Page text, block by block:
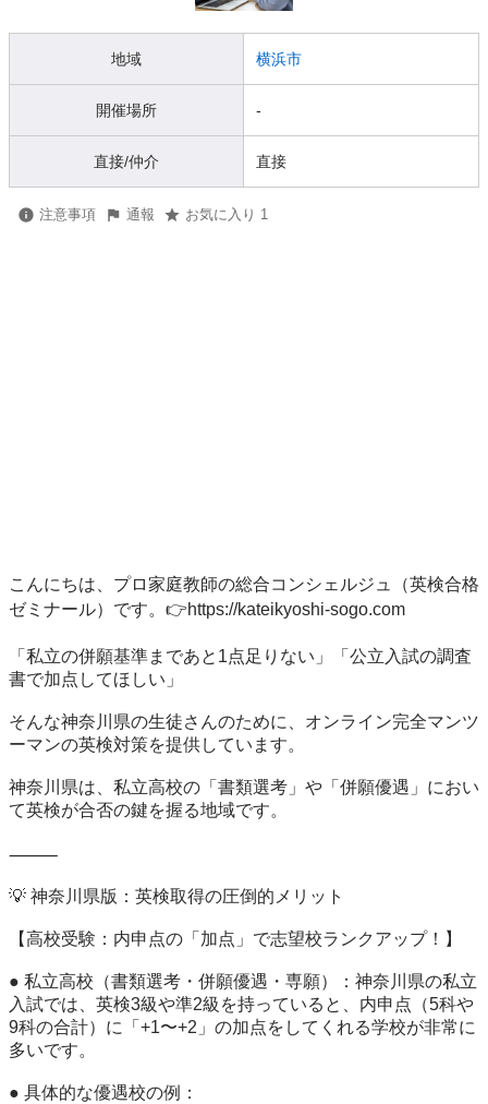
地域 横浜市
開催場所 -
直接/仲介 直接
注意事項 通報 お気に入り 1
こんにちは、プロ家庭教師の総合コンシェルジュ（英検合格
ゼミナール）です。👉https://kateikyoshi-sogo.com
「私立の併願基準まであと1点足りない」「公立入試の調査
書で加点してほしい」
そんな神奈川県の生徒さんのために、オンライン完全マンツ
ーマンの英検対策を提供しています。
神奈川県は、私立高校の「書類選考」や「併願優遇」におい
て英検が合否の鍵を握る地域です。
⸻
💡 神奈川県版：英検取得の圧倒的メリット
【高校受験：内申点の「加点」で志望校ランクアップ！】
● 私立高校（書類選考・併願優遇・専願）：神奈川県の私立
入試では、英検3級や準2級を持っていると、内申点（5科や
9科の合計）に「+1〜+2」の加点をしてくれる学校が非常に
多いです。
● 具体的な優遇校の例：